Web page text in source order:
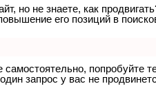
но не знаете, как
его позиций в
попробуйте
запрос у вас не